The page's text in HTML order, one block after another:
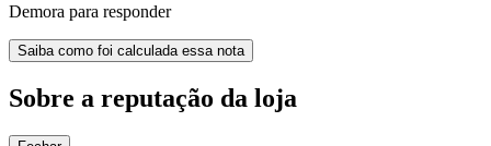
Demora para responder
Saiba como foi calculada essa nota
Sobre a reputação da loja